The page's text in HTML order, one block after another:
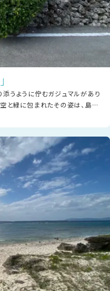
うように佇むガジュマルがあり
と緑に包まれたその姿は、島ら